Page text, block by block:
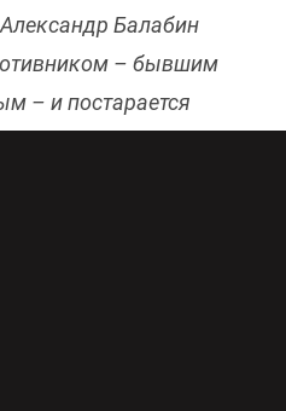
Балабин
– бывшим
– и постарается